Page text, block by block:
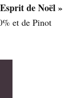
de Noël »
et de Pinot